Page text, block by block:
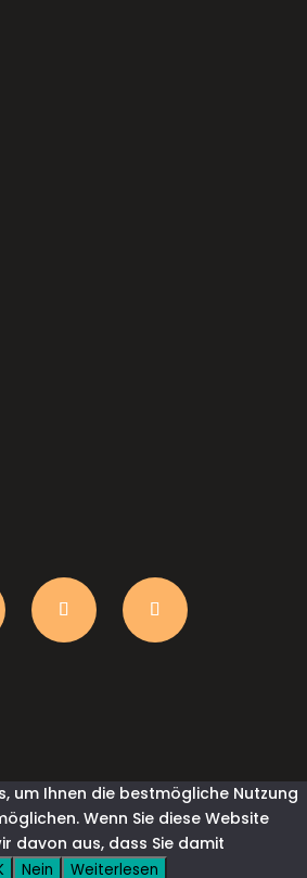
um Ihnen die bestmögliche Nutzung
Wenn Sie diese Website
davon aus, dass Sie damit
Nein Weiterlesen